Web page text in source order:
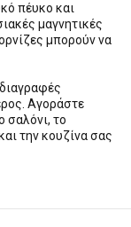
πέυκο και
μαγνητικές
μπορούν να
Αγοράστε
σαλόνι, το
την κουζίνα σας